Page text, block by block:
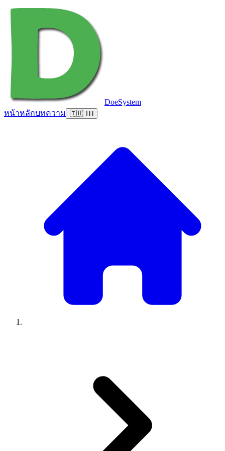
DoeSystem
หน้าหลักบทความ 🇹🇭 TH